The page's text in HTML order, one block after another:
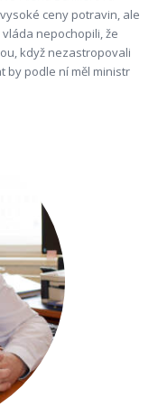
ceny potravin, ale
nepochopili, že
když nezastropovali
by podle ní měl ministr